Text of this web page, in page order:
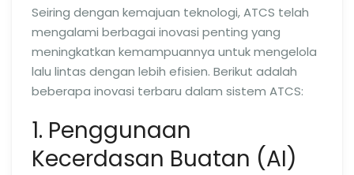
Seiring dengan kemajuan teknologi, ATCS telah
mengalami berbagai inovasi penting yang
meningkatkan kemampuannya untuk mengelola
lalu lintas dengan lebih efisien. Berikut adalah
beberapa inovasi terbaru dalam sistem ATCS:
1. Penggunaan
Kecerdasan Buatan (AI)